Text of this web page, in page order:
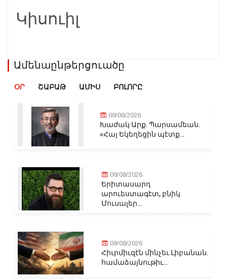
Կիսուիլ
Ամենաընթերցուածը
ՕՐ ՇԱԲԱԹ ԱՄԻՍ ԲՈԼՈՐԸ
09/08/2026
Խաժակ Արք. Պարսամեան.
«Հայ Եկեղեցին պէտք...
09/08/2026
Երիտասարդ
արուեստագէտ, բնիկ
Մուսալեր...
09/08/2026
Հիւրմիւզէն մինչեւ Լիբանան.
համաձայնութիւ...